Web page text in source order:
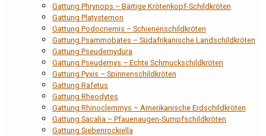
Gattung Phrynops – Bärtige Krötenkopf-Schildkröten
Gattung Platysternon
Gattung Podocnemis – Schienenschildkröten
Gattung Psammobates – Südafrikanische Landschildkröten
Gattung Pseudemydura
Gattung Pseudemys – Echte Schmuckschildkröten
Gattung Pyxis – Spinnenschildkröten
Gattung Rafetus
Gattung Rheodytes
Gattung Rhinoclemmys – Amerikanische Erdschildkröten
Gattung Sacalia – Pfauenaugen-Sumpfschildkröten
Gattung Siebenrockiella